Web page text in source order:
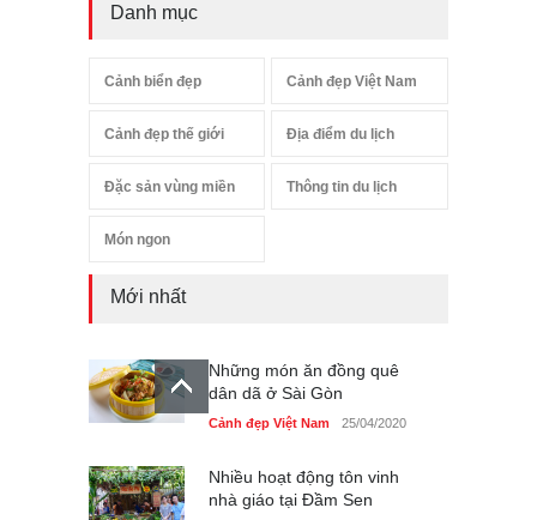
Danh mục
Cảnh biển đẹp Cảnh đẹp Việt Nam
Cảnh đẹp thế giới Địa điểm du lịch
Đặc sản vùng miền Thông tin du lịch
Món ngon
Mới nhất
Những món ăn đồng quê
dân dã ở Sài Gòn
Cảnh đẹp Việt Nam 25/04/2020
Nhiều hoạt động tôn vinh
nhà giáo tại Đầm Sen